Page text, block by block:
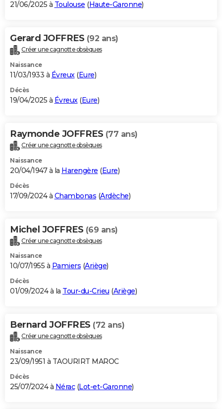
S'inscrire
Se connecter
Lycées
Collèges
Primaires
Universités
Entreprises
Service militaire
Avis de recherche
AVIS DE DÉCÈS
Bricolage
Lifestyle
Culture
Sport
Auto
Television
Voyage
Cinema
21/06/2025 à Toulouse (Haute-Garonne)
Gerard JOFFRES (92 ans)
Créer une cagnotte obsèques
Naissance
11/03/1933 à Évreux(Eure)
Décès
19/04/2025 à Évreux(Eure)
Raymonde JOFFRES (77 ans)
Créer une cagnotte obsèques
Naissance
20/04/1947 à la Harengère (Eure)
Décès
17/09/2024 à Chambonas (Ardèche)
Michel JOFFRES (69 ans)
Créer une cagnotte obsèques
Naissance
10/07/1955 à Pamiers (Ariège)
Décès
01/09/2024 à la Tour-du-Crieu (Ariège)
Bernard JOFFRES (72 ans)
Créer une cagnotte obsèques
Naissance
23/09/1951 à TAOURIRT MAROC
Décès
25/07/2024 à Nérac(Lot-et-Garonne)